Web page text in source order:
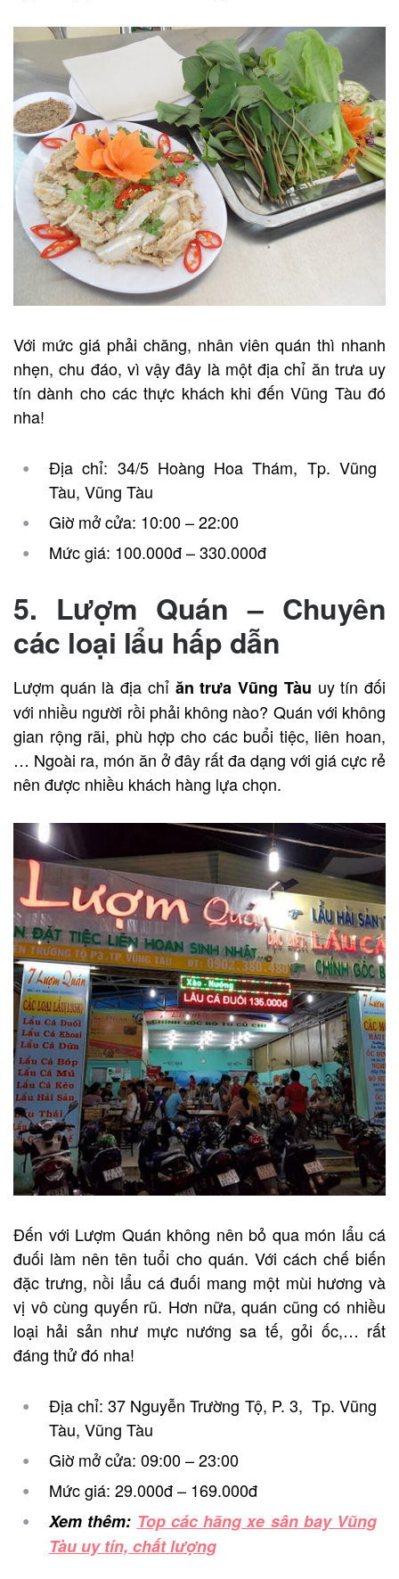
Với mức giá phải chăng, nhân viên quán thì nhanh
nhẹn, chu đáo, vì vậy đây là một địa chỉ ăn trưa uy
tín dành cho các thực khách khi đến Vũng Tàu đó
nha!
Địa chỉ: 34/5 Hoàng Hoa Thám, Tp. Vũng
Tàu, Vũng Tàu
Giờ mở cửa: 10:00 – 22:00
Mức giá: 100.000đ – 330.000đ
5. Lượm Quán – Chuyên
các loại lẩu hấp dẫn
Lượm quán là địa chỉ ăn trưa Vũng Tàu uy tín đối
với nhiều người rồi phải không nào? Quán với không
gian rộng rãi, phù hợp cho các buổi tiệc, liên hoan,
… Ngoài ra, món ăn ở đây rất đa dạng với giá cực rẻ
nên được nhiều khách hàng lựa chọn.
Đến với Lượm Quán không nên bỏ qua món lẩu cá
đuối làm nên tên tuổi cho quán. Với cách chế biến
đặc trưng, nồi lẩu cá đuối mang một mùi hương và
vị vô cùng quyến rũ. Hơn nữa, quán cũng có nhiều
loại hải sản như mực nướng sa tế, gỏi ốc,… rất
đáng thử đó nha!
Địa chỉ: 37 Nguyễn Trường Tộ, P. 3, Tp. Vũng
Tàu, Vũng Tàu
Giờ mở cửa: 09:00 – 23:00
Mức giá: 29.000đ – 169.000đ
Xem thêm: Top các hãng xe sân bay Vũng
Tàu uy tín, chất lượng